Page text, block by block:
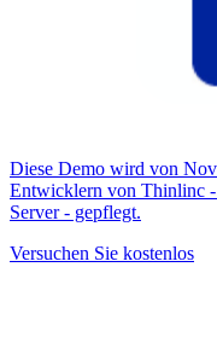
Diese Demo wird von
Entwicklern von Thinlinc
Server - gepflegt.
Versuchen Sie kostenlos